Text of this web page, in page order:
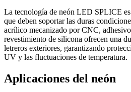
La tecnología de neón LED SPLICE
que deben soportar las duras
acrílico mecanizado por CNC,
revestimiento de silicona ofrecen una
letreros exteriores, garantizando
UV y las fluctuaciones de temperatura.
Aplicaciones del neón